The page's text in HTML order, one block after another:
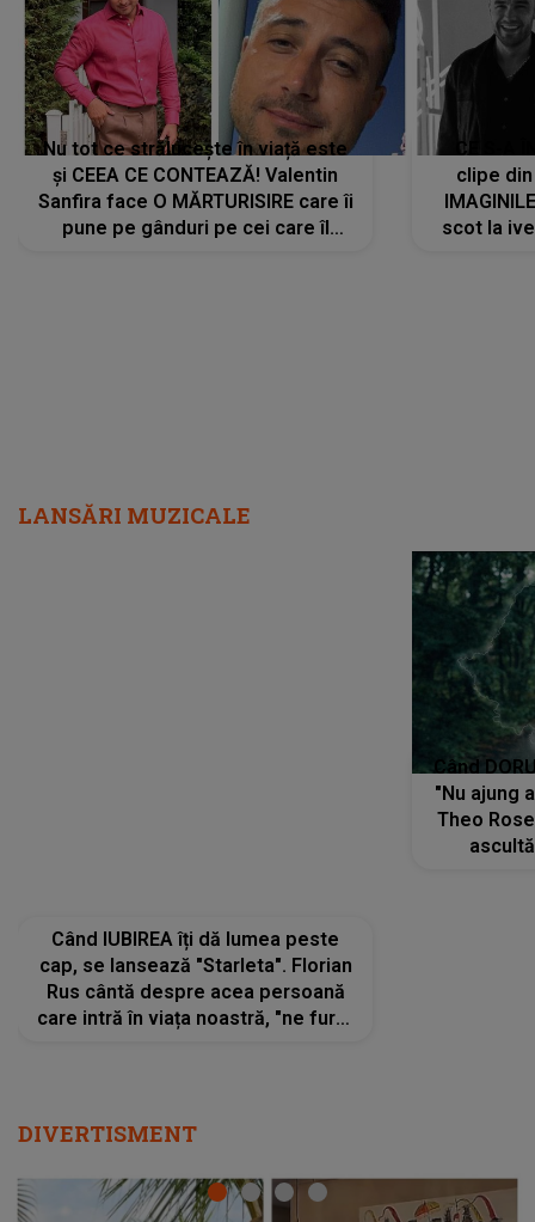
Nu tot ce strălucește în viață este
și CEEA CE CONTEAZĂ! Valentin
Sanfira face O MĂRTURISIRE care îi
pune pe gânduri pe cei care îl
CE S-A
clipe
scot la
LANSĂRI MUZICALE
pentru care zâmbim
Când
"Nu ajung
Theo
DIVERTISMENT